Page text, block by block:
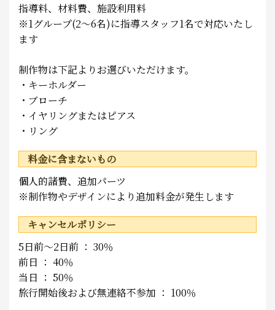
指導料、材料費、施設利用料
※1グループ(2～6名)に指導スタッフ1名で対応いたし
ます
制作物は下記よりお選びいただけます。
・キーホルダー
・ブローチ
・イヤリングまたはピアス
・リング
料金に含まないもの
個人的諸費、追加パーツ
※制作物やデザインにより追加料金が発生します
キャンセルポリシー
5日前～2日前 ： 30％
前日 ： 40％
当日 ： 50％
旅行開始後および無連絡不参加 ： 100％